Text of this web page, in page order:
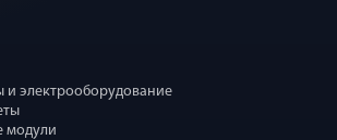
и электрооборудование
модули